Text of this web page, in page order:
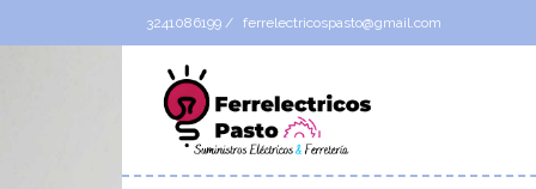
3241086199 / ferrelectricospasto@gmail.com